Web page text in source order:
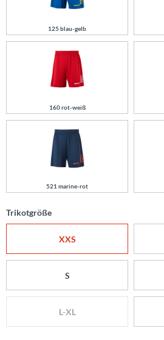
125 blau-gelb
160 rot-weiß
521 marine-rot
Trikotgröße
XXS
S
L-XL